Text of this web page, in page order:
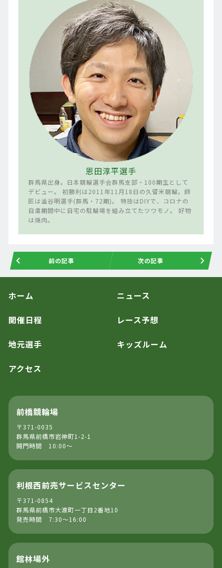
恩田淳平選手
群馬県出身。日本競輪選手会群馬支部・100期生として
デビュー。 初勝利は2011年11月18日の久留米競輪。師
匠は澁谷明選手(群馬・72期)。 特技はDIYで、コロナの
自粛期間中に自宅の駐輪場を組み立てたツワモノ。 好物
は焼肉。
前の記事 次の記事
ホーム ニュース
開催日程 レース予想
地元選手 キッズルーム
アクセス
前橋競輪場
〒371-0035
群馬県前橋市岩神町1-2-1
開門時間 10:00～
利根西前売サービスセンター
〒371-0854
群馬県前橋市大渡町一丁目2番地10
発売時間 7:30～16:00
館林場外